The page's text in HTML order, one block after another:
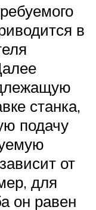
в
станка,
подачу
от
для
он равен